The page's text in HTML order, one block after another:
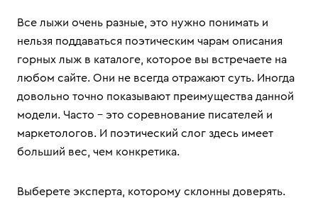
Все лыжи очень разные, это нужно понимать и
нельзя поддаваться поэтическим чарам описания
горных лыж в каталоге, которое вы встречаете на
любом сайте. Они не всегда отражают суть. Иногда
довольно точно показывают преимущества данной
модели. Часто – это соревнование писателей и
маркетологов. И поэтический слог здесь имеет
больший вес, чем конкретика.
Выберете эксперта, которому склонны доверять.